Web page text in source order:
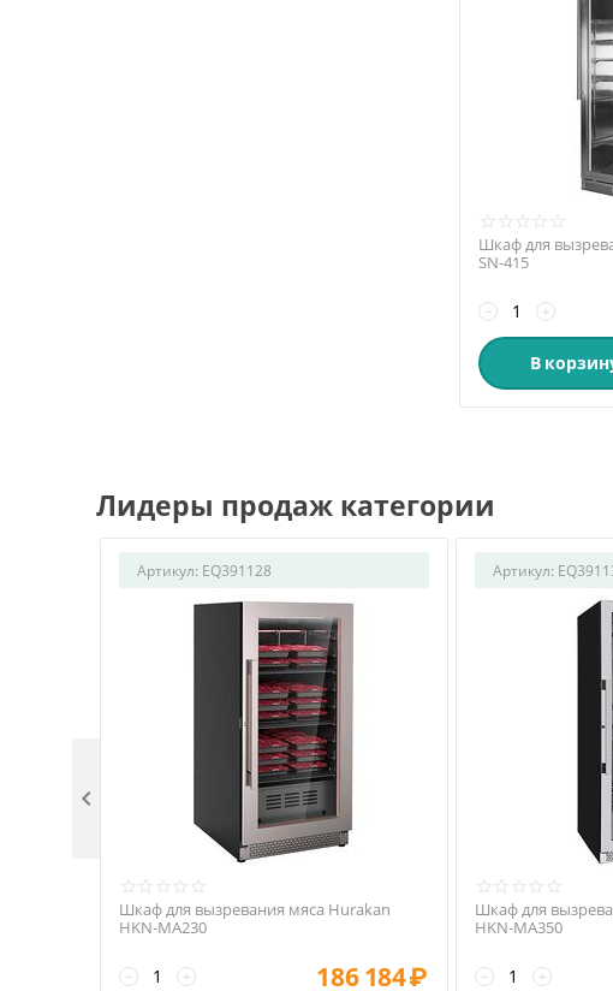
Шкаф для
SN-415
+
−
В
Лидеры продаж категории
Артикул: EQ391128
Шкаф для вызревания мяса Hurakan
HKN-MA230
+
− 186 184₽
Артикул:
Шкаф для
HKN-MA350
+
−
